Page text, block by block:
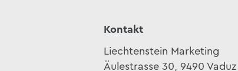
Kontakt
Liechtenstein Marketing
Äulestrasse 30, 9490 Vaduz